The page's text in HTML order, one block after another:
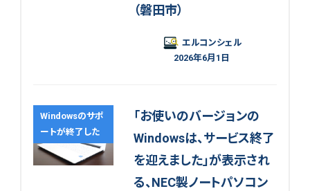
（磐田市）
エルコンシェル
2026年6月1日
Windowsのサポ
ートが終了した
「お使いのバージョンの
Windowsは、サービス終了
を迎えました」が表示され
る、NEC製ノートパソコン